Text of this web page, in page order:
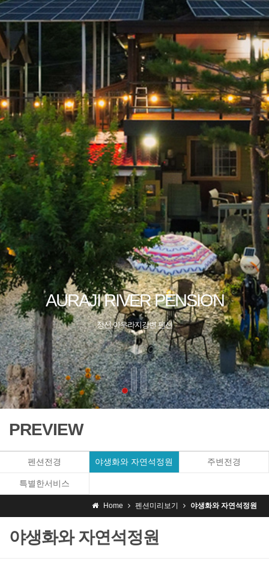
PREVIEW
펜션전경 야생화와 자연석정원 주변전경
특별한서비스
Home 펜션미리보기 야생화와 자연석정원
야생화와 자연석정원